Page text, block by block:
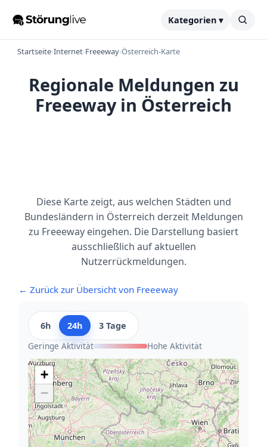
Kategorien ▾
Startseite›Internet›Freeeway›Österreich-Karte
Regionale Meldungen zu
Freeeway in Österreich
Diese Karte zeigt, aus welchen Städten und
Bundesländern in Österreich derzeit Meldungen
zu Freeeway eingehen. Die Darstellung basiert
ausschließlich auf aktuellen
Nutzerrückmeldungen.
← Zurück zur Übersicht von Freeeway
6h 24h
3 Tage
Geringe Aktivität
Hohe Aktivität
+
−